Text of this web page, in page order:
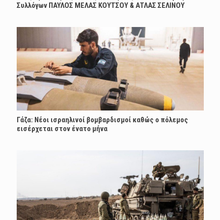
Συλλόγων ΠΑΥΛΟΣ ΜΕΛΑΣ ΚΟΥΤΣΟΥ & ΑΤΛΑΣ ΣΕΛΙΝΟΥ
Γάζα: Νέοι ισραηλινοί βομβαρδισμοί καθώς ο πόλεμος
εισέρχεται στον ένατο μήνα